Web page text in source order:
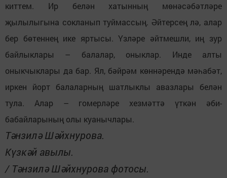
киттем. Ир белән хатынның мөнәсәбәтләре
җылылыгына сокланып туймассың. Әйтерсең лә, алар
бер бөтеннең ике яртысы. Үзләре әйтмешли, иң зур
байлыклары – балалар, оныклар. Инде алты
оныкчыклары да бар. Ял, бәйрәм көннәрендә мәһабәт,
иркен йорт балаларның шатлыклы авазлары белән
тула. Алар – гомерләре хезмәттә үткән әби-
бабайларының олы куанычлары.
Тәнзилә Шәйхнурова.
Күзкәй авылы.
/ Тәнзилә Шәйхнурова фотосы.